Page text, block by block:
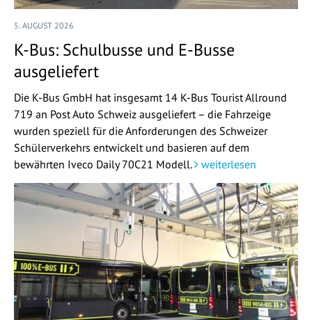
5. AUGUST 2026
K-Bus: Schulbusse und E-Busse
ausgeliefert
Die K-Bus GmbH hat insgesamt 14 K-Bus Tourist Allround
719 an Post Auto Schweiz ausgeliefert – die Fahrzeige
wurden speziell für die Anforderungen des Schweizer
Schülerverkehrs entwickelt und basieren auf dem
bewährten Iveco Daily 70C21 Modell.
weiterlesen